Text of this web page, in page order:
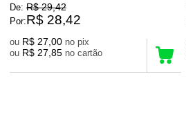
De: R$ 29,42
Por:R$ 28,42
ou R$ 27,00
no pix
ou R$ 27,85 no cartão